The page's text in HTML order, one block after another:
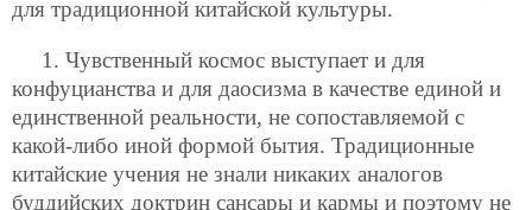
для традиционной китайской культуры.
1. Чувственный космос выступает и для
конфуцианства и для даосизма в качестве единой и
единственной реальности, не сопоставляемой с
какой-либо иной формой бытия. Традиционные
китайские учения не знали никаких аналогов
буддийских доктрин сансары и кармы и поэтому не